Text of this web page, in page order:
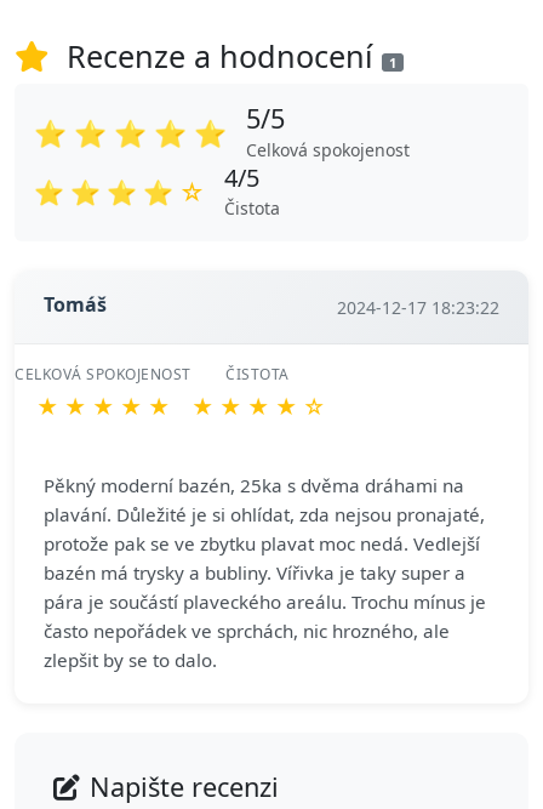
Recenze a hodnocení 1
⭐ ⭐ ⭐ ⭐ ⭐ 5/5
Celková spokojenost
⭐ ⭐ ⭐ ⭐ ☆ 4/5
Čistota
Tomáš 2024-12-17 18:23:22
CELKOVÁ SPOKOJENOST
★ ★ ★ ★ ★
ČISTOTA
★ ★ ★ ★ ☆
Pěkný moderní bazén, 25ka s dvěma dráhami na
plavání. Důležité je si ohlídat, zda nejsou pronajaté,
protože pak se ve zbytku plavat moc nedá. Vedlejší
bazén má trysky a bubliny. Vířivka je taky super a
pára je součástí plaveckého areálu. Trochu mínus je
často nepořádek ve sprchách, nic hrozného, ale
zlepšit by se to dalo.
Napište recenzi